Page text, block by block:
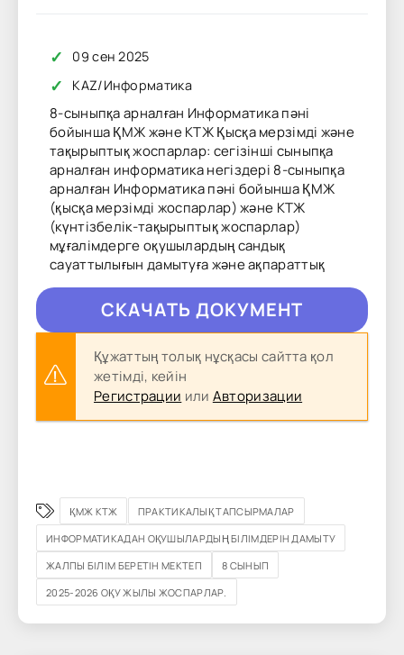
✓ 09 сен 2025
✓ KAZ/Информатика
8-сыныпқа арналған Информатика пәні
бойынша ҚМЖ және КТЖ Қысқа мерзімді және
тақырыптық жоспарлар: сегізінші сыныпқа
арналған информатика негіздері 8-сыныпқа
арналған Информатика пәні бойынша ҚМЖ
(қысқа мерзімді жоспарлар) және КТЖ
(күнтізбелік-тақырыптық жоспарлар)
мұғалімдерге оқушылардың сандық
сауаттылығын дамытуға және ақпараттық
CКAЧAТЬ ДОКУМЕНТ
Құжаттың толық нұсқасы сайтта қол
жетімді, кейін
Регистрации или Авторизации
ҚМЖ КТЖ
ПРАКТИКАЛЫҚ ТАПСЫРМАЛАР
ИНФОРМАТИКАДАН ОҚУШЫЛАРДЫҢ БІЛІМДЕРІН ДАМЫТУ
ЖАЛПЫ БІЛІМ БЕРЕТІН МЕКТЕП
8 СЫНЫП
2025-2026 ОҚУ ЖЫЛЫ ЖОСПАРЛАР.